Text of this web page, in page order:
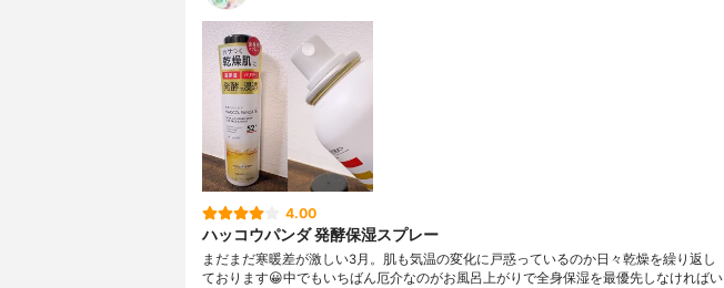
4.00
ハッコウパンダ 発酵保湿スプレー
まだまだ寒暖差が激しい3月。肌も気温の変化に戸惑っているのか日々乾燥を繰り返し
ております😀中でもいちばん厄介なのがお風呂上がりで全身保湿を最優先しなければい